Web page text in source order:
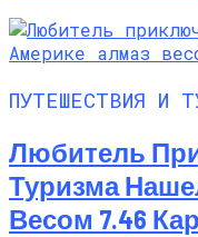
ПУТЕШЕСТВИЯ И
Любитель
Туризма
Весом 7.46